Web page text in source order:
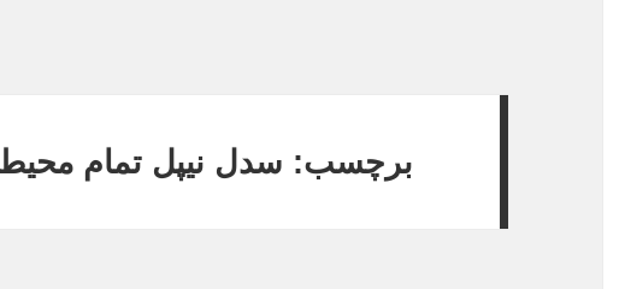
برچسب: سدل نیپل تمام